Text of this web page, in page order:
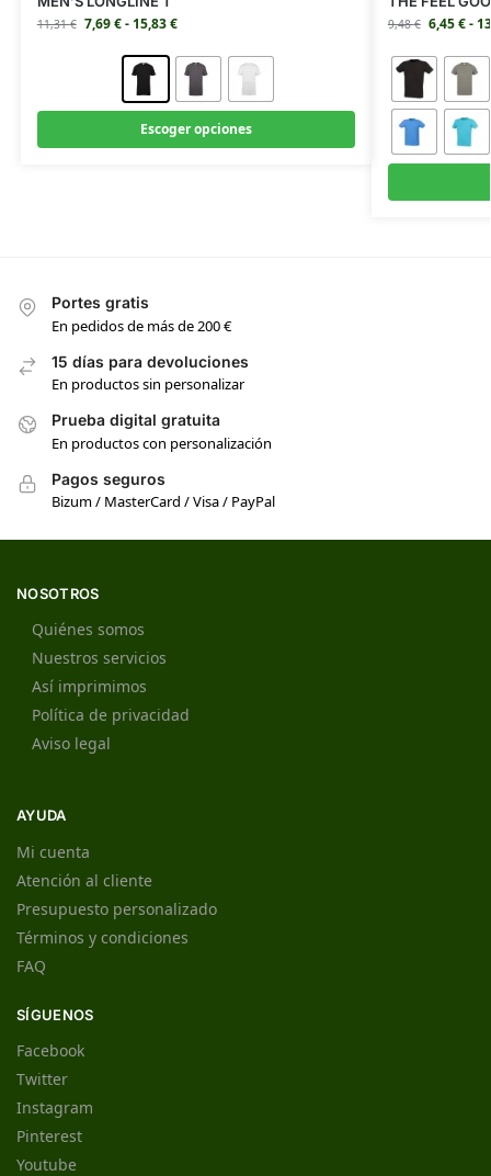
11,31€ 7,69€- 15,83€
Escoger opciones
9,48€ 6,45€-
Portes gratis
En pedidos de más de 200 €
15 días para devoluciones
En productos sin personalizar
Prueba digital gratuita
En productos con personalización
Pagos seguros
Bizum / MasterCard / Visa / PayPal
NOSOTROS
Quiénes somos
Nuestros servicios
Así imprimimos
Política de privacidad
Aviso legal
AYUDA
Mi cuenta
Atención al cliente
Presupuesto personalizado
Términos y condiciones
FAQ
SÍGUENOS
Facebook
Twitter
Instagram
Pinterest
Youtube